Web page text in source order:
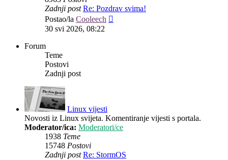
Zadnji post Re: Pozdrav svima!
Postao/la Cooleech
30 svi 2026, 08:22
Forum
Teme
Postovi
Zadnji post
Linux vijesti
Novosti iz Linux svijeta. Komentiranje vijesti s portala.
Moderator/ica: Moderatori/ce
1938 Teme
15748 Postovi
Zadnji post Re: StormOS